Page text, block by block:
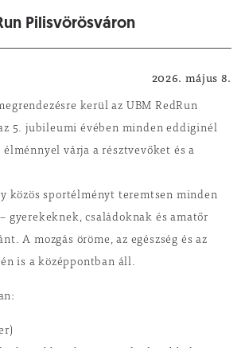
Pilisvörösváron
2026. május 8.
kerül az UBM RedRun
5. jubileumi évében minden eddiginél
élménnyel várja a résztvevőket és a
közös sportélményt teremtsen minden
gyerekeknek, családoknak és amatőr
A mozgás öröme, az egészség és az
is a középpontban áll.